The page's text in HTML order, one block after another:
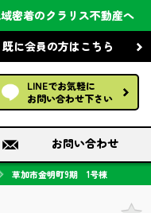
密着のクラリス不動産へ
既に会員の方はこちら
LINEでお気軽に
お問い合わせ下さい
す
す
お問い合わせ
草加市金明町9期 1号棟